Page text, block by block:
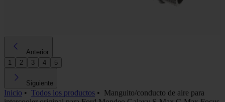
Anterior
1
2 3 4 5
Siguiente
Inicio • Todos los productos • Manguito/conducto de aire para